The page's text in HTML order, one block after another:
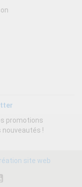
promotions
!
site web